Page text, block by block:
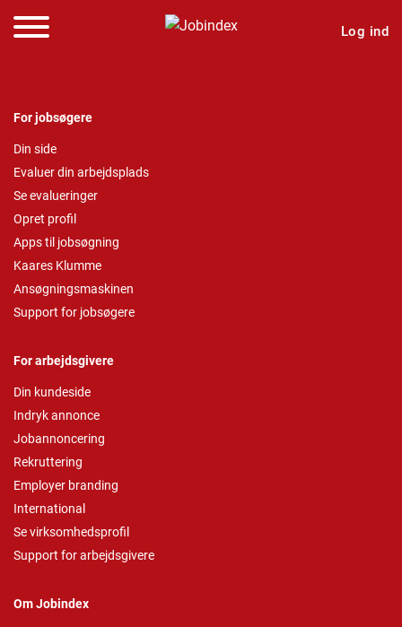
Log ind
For jobsøgere
Din side
Evaluer din arbejdsplads
Se evalueringer
Opret profil
Apps til jobsøgning
Kaares Klumme
Ansøgningsmaskinen
Support for jobsøgere
For arbejdsgivere
Din kundeside
Indryk annonce
Jobannoncering
Rekruttering
Employer branding
International
Se virksomhedsprofil
Support for arbejdsgivere
Om Jobindex